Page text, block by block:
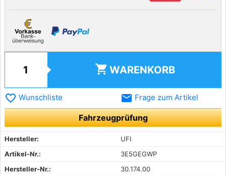
shopping_cart WARENKORB
favorite_border Wunschliste email Frage zum Artikel
Fahrzeugprüfung
Hersteller:
UFI
Artikel-Nr.:
3E5GEGWP
Hersteller-Nr.:
30.174.00